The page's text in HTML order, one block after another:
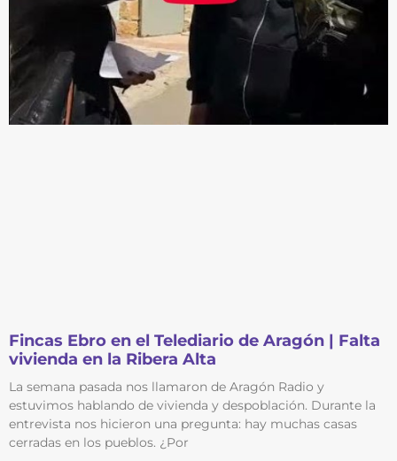
Fincas Ebro en el Telediario de Aragón | Falta
vivienda en la Ribera Alta
La semana pasada nos llamaron de Aragón Radio y
estuvimos hablando de vivienda y despoblación. Durante la
entrevista nos hicieron una pregunta: hay muchas casas
cerradas en los pueblos. ¿Por